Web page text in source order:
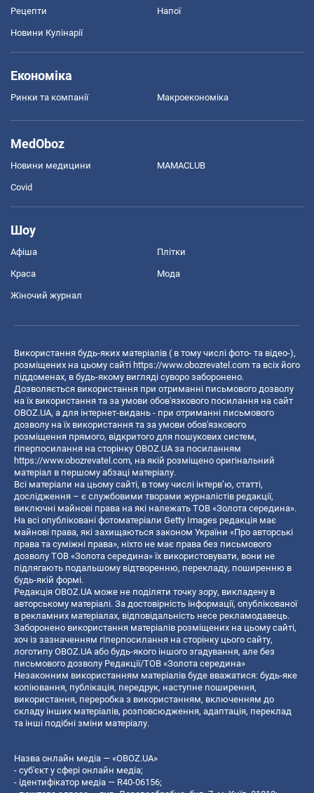
Рецепти Напої
Новини Кулінарії
Економіка
Ринки та компанії Макроекономіка
MedOboz
Новини медицини MAMACLUB
Covid
Шоу
Афіша Плітки
Краса Мода
Жіночий журнал
Використання будь-яких матеріалів ( в тому числі фото- та відео-),
розміщених на цьому сайті https://www.obozrevatel.com та всіх його
піддоменах, в будь-якому вигляді суворо заборонено.
Дозволяється використання при отриманні письмового дозволу
на їх використання та за умови обов'язкового посилання на сайт
OBOZ.UA, а для інтернет-видань - при отриманні письмового
дозволу на їх використання та за умови обов'язкового
розміщення прямого, відкритого для пошукових систем,
гіперпосилання на сторінку OBOZ.UA за посиланням
https://www.obozrevatel.com, на якій розміщено оригінальний
матеріал в першому абзаці матеріалу.
Всі матеріали на цьому сайті, в тому числі інтерв’ю, статті,
дослідження – є службовими творами журналістів редакції,
виключні майнові права на які належать ТОВ «Золота середина».
На всі опубліковані фотоматеріали Getty Images редакція має
майнові права, які захищаються законом України «Про авторські
права та суміжні права», ніхто не має права без письмового
дозволу ТОВ «Золота середина» їх використовувати, вони не
підлягають подальшому відтворенню, перекладу, поширенню в
будь-якій формі.
Редакція OBOZ.UA може не поділяти точку зору, викладену в
авторському матеріалі. За достовірність інформації, опублікованої
в рекламних матеріалах, відповідальність несе рекламодавець.
Заборонено використання матеріалів розміщених на цьому сайті,
хоч із зазначенням гіперпосилання на сторінку цього сайту,
логотипу OBOZ.UA або будь-якого іншого згадування, але без
письмового дозволу Редакції/ТОВ «Золота середина»
Незаконним використанням матеріалів буде вважатися: будь-яке
копiювання, публiкацiя, передрук, наступне поширення,
використання, переробка з використанням, включенням до
складу інших матеріалів, розповсюдження, адаптація, переклад
та інші подібні зміни матеріалу.
Назва онлайн медіа — «OBOZ.UA»
- суб'єкт у сфері онлайн медіа;
- ідентифікатор медіа — R40-06156;